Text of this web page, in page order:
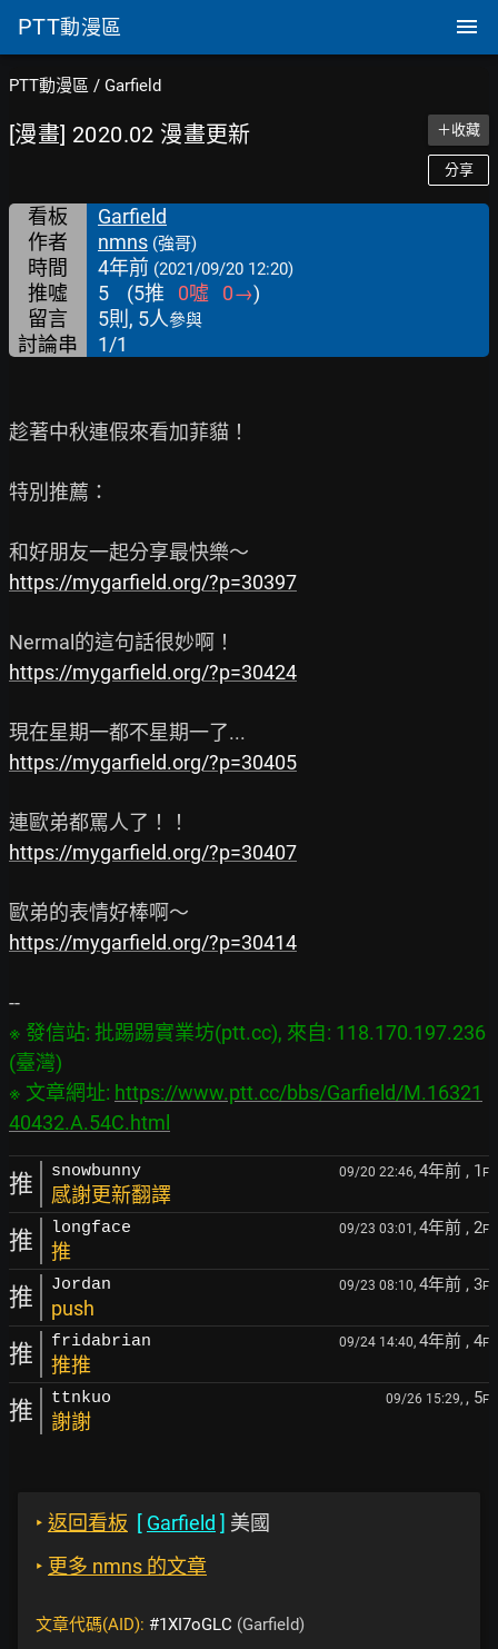
PTT動漫區
PTT動漫區 / Garfield
[漫畫] 2020.02 漫畫更新 ＋收藏
分享
看板
Garfield
作者
nmns (強哥)
時間 4年前 (2021/09/20 12:20)
推噓 5 (5推 0噓 0→)
留言
5則, 5人參與
討論串 1/1
趁著中秋連假來看加菲貓！
特別推薦：
https://mygarfield.org/?p=30397
https://mygarfield.org/?p=30424
https://mygarfield.org/?p=30405
https://mygarfield.org/?p=30407
https://mygarfield.org/?p=30414
※ 發信站: 批踢踢實業坊(ptt.cc), 來自: 118.170.197.236
(臺灣)
※ 文章網址: https://www.ptt.cc/bbs/Garfield/M.16321
40432.A.54C.html
推 snowbunny 09/20 22:46, 4年前 , 1 F
感謝更新翻譯
推 longface 09/23 03:01, 4年前 , 2F
推
推 Jordan 09/23 08:10, 4年前 , 3F
push
推 fridabrian 09/24 14:40, 4年前 , 4F
推推
推 ttnkuo 09/26 15:29, , 5F
謝謝
‣ 返回看板 [ Garfield ] 美國
‣ 更多 nmns 的文章
文章代碼(AID): #1XI7oGLC (Garfield)